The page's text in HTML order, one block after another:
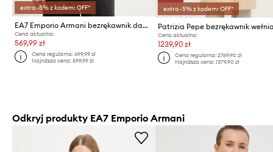
extra -5% z kodem: OFF*
EA7 Emporio Armani bezrękawnik damski
Cena aktualna:
569,99 zł
Cena regularna:699,99 zł
Najniższa cena:599,99 zł
extra -5% z kodem: OFF*
Patrizia Pepe bezrękawnik
Cena aktualna:
1239,90 zł
Cena regularna: 2769,90 zł
Najniższa cena: 1379,90 zł
Odkryj produkty EA7 Emporio Armani